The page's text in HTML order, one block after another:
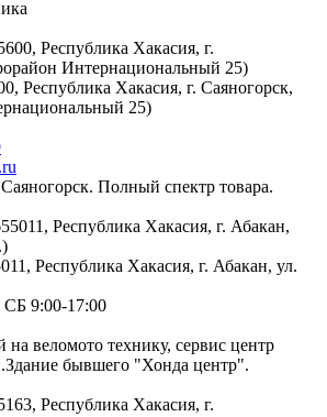
Республика Хакасия, г. Саяногорск,
25)
Полный спектр товара.
Республика Хакасия, г. Абакан, ул.
9:00-17:00
на веломото технику, сервис центр
бывшего "Хонда центр".